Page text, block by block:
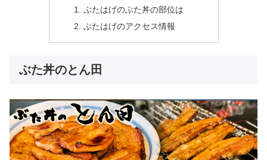
ぶたはげのぶた丼の部位は
ぶたはげのアクセス情報
ぶた丼のとん田